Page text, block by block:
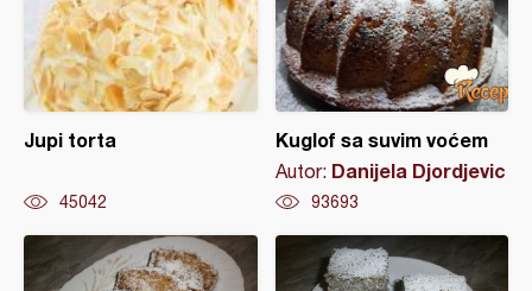
Jupi torta
45042
Kuglof sa suvim voćem
Autor: Danijela Djordjevic
93693